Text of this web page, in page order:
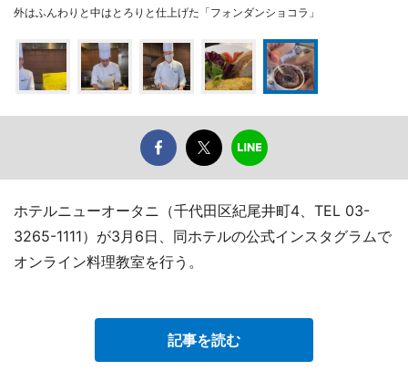
外はふんわりと中はとろりと仕上げた「フォンダンショコラ」
ホテルニューオータニ（千代田区紀尾井町4、TEL 03-
3265-1111）が3月6日、同ホテルの公式インスタグラムで
オンライン料理教室を行う。
記事を読む